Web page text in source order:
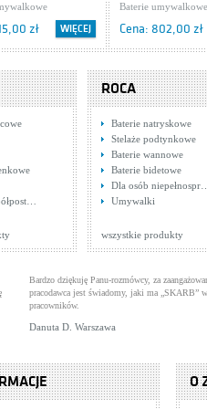
zł WIĘCEJ
6.07.103.02.DA
Baterie umywalkowe
Cena: 802,00 zł
Exclusive
zł WIĘCEJ
Tres Monoclasic
Cena: 717,00 zł
Tres Monoclasic
ROCA
Baterie natryskowe
Stelaże podtynkowe
Baterie wannowe
Baterie bidetowe
Dla osób niepełnospr…
Umywalki
wszystkie produkty
Bardzo dziękuję Panu-rozmówcy, za
pracodawca jest świadomy, jaki ma „SKARB”
pracowników.
Danuta D. Warszawa
O